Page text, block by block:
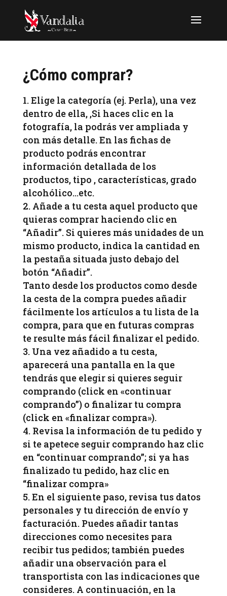
¿Cómo comprar?
Elige la categoría (ej. Perla), una vez
dentro de ella, ,Si haces clic en la
fotografía, la podrás ver ampliada y
con más detalle. En las fichas de
producto podrás encontrar
información detallada de los
productos, tipo , características, grado
alcohólico…etc.
Añade a tu cesta aquel producto que
quieras comprar haciendo clic en
“Añadir”. Si quieres más unidades de un
mismo producto, indica la cantidad en
la pestaña situada justo debajo del
botón “Añadir”.
Tanto desde los productos como desde
la cesta de la compra puedes añadir
fácilmente los artículos a tu lista de la
compra, para que en futuras compras
te resulte más fácil finalizar el pedido.
Una vez añadido a tu cesta,
aparecerá una pantalla en la que
tendrás que elegir si quieres seguir
comprando (click en «continuar
comprando”) o finalizar tu compra
(click en «finalizar compra»).
Revisa la información de tu pedido y
si te apetece seguir comprando haz clic
en “continuar comprando”; si ya has
finalizado tu pedido, haz clic en
“finalizar compra»
En el siguiente paso, revisa tus datos
personales y tu dirección de envío y
facturación. Puedes añadir tantas
direcciones como necesites para
recibir tus pedidos; también puedes
añadir una observación para el
transportista con las indicaciones que
consideres. A continuación, en la